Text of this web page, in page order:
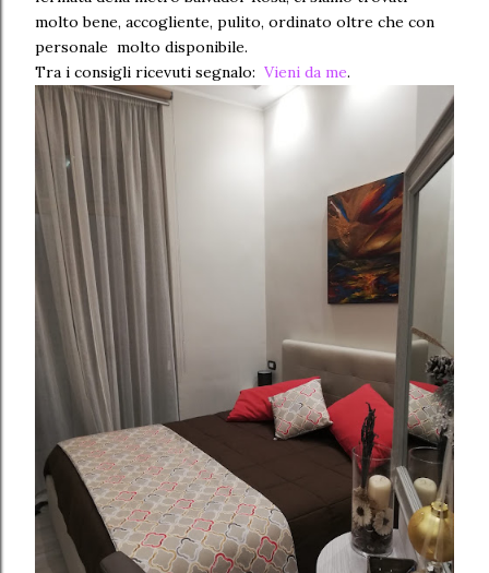
molto bene, accogliente, pulito, ordinato oltre che con
personale molto disponibile.
Tra i consigli ricevuti segnalo: Vieni da me.